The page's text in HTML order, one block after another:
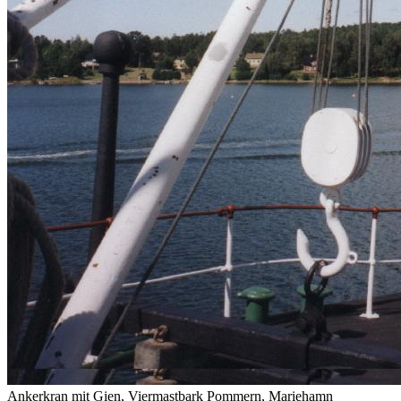
Ankerkran mit Gien, Viermastbark Pommern, Mariehamn